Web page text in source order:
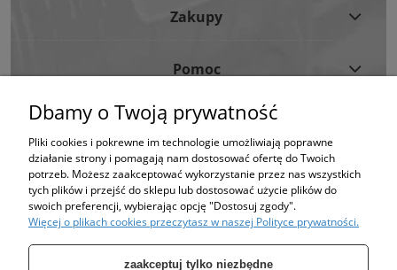
Zakupy
Pomoc
Moje Konto
Informacje
Strona korzysta z plików cookies w celu realizacji usług i zgodnie z Polityką
Plików Cookies.
Możesz określić warunki przechowywania lub dostępu do plików cookies w
Twojej przeglądarce. (polityka prywatności)
Dbamy o Twoją prywatność
Pliki cookies i pokrewne im technologie umożliwiają poprawne
działanie strony i pomagają nam dostosować ofertę do Twoich
potrzeb. Możesz zaakceptować wykorzystanie przez nas wszystkich
tych plików i przejść do sklepu lub dostosować użycie plików do
swoich preferencji, wybierając opcję "Dostosuj zgody".
Więcej o plikach cookies przeczytasz w naszej Polityce prywatności.
zaakceptuj tylko niezbędne